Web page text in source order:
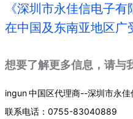
《深圳市永佳信电子
在中国及东南亚地区广
想要了解更多信息，请与
ingun 中国区代理商--深圳市永佳
联系电话：0755-83040889